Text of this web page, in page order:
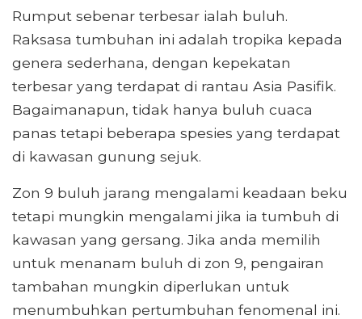
Rumput sebenar terbesar ialah buluh.
Raksasa tumbuhan ini adalah tropika kepada
genera sederhana, dengan kepekatan
terbesar yang terdapat di rantau Asia Pasifik.
Bagaimanapun, tidak hanya buluh cuaca
panas tetapi beberapa spesies yang terdapat
di kawasan gunung sejuk.
Zon 9 buluh jarang mengalami keadaan beku
tetapi mungkin mengalami jika ia tumbuh di
kawasan yang gersang. Jika anda memilih
untuk menanam buluh di zon 9, pengairan
tambahan mungkin diperlukan untuk
menumbuhkan pertumbuhan fenomenal ini.